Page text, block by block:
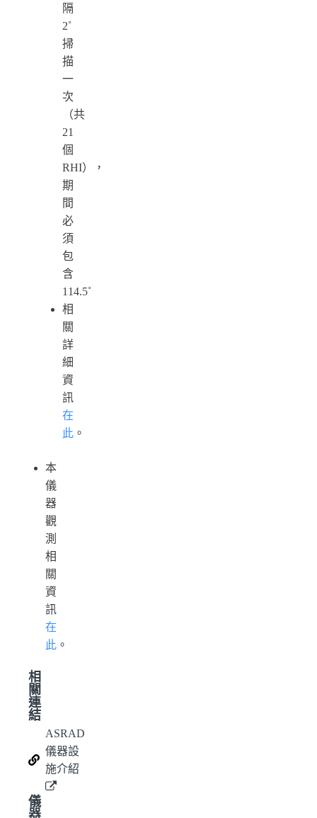
隔
2˚
掃
描
一
次
（共
21
個
RHI），
期
間
必
須
包
含
114.5˚
相
關
詳
細
資
訊
在
此 。
本
儀
器
觀
測
相
關
資
訊
在
此 。
相
關
連
結
ASRAD
儀器設
施介紹
儀
器